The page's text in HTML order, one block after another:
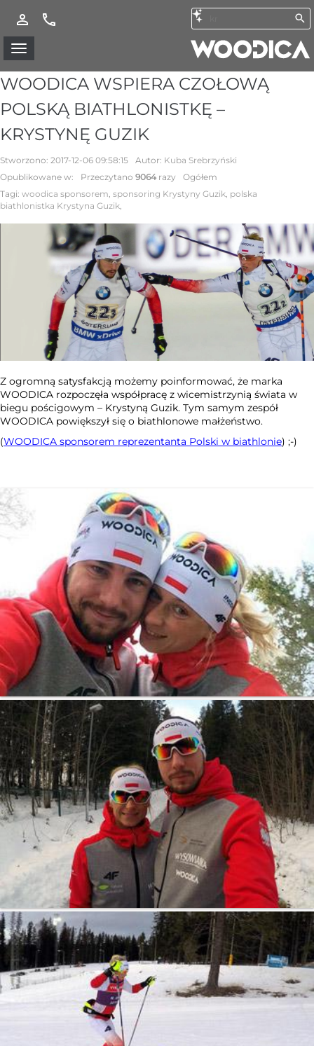
WOODICA WSPIERA CZOŁOWĄ
POLSKĄ BIATHLONISTKĘ –
KRYSTYNĘ GUZIK
Stworzono: 2017-12-06 09:58:15 Autor: Kuba Srebrzyński
Opublikowane w:
Przeczytano 9064razy
Ogółem
Tagi: woodica sponsorem, sponsoring Krystyny Guzik, polska
biathlonistka Krystyna Guzik,
Z ogromną satysfakcją możemy poinformować, że marka
WOODICA rozpoczęła współpracę z wicemistrzynią świata w
biegu pościgowym – Krystyną Guzik. Tym samym zespół
WOODICA powiększył się o biathlonowe małżeństwo.
(WOODICA sponsorem reprezentanta Polski w biathlonie) ;-)